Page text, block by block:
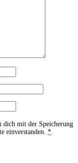
dich mit der Speicherung
einverstanden. *